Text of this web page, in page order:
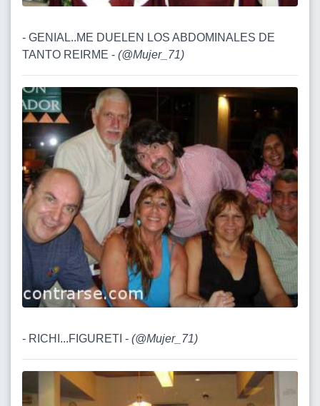
- GENIAL..ME DUELEN LOS ABDOMINALES DE
TANTO REIRME - (@Mujer_71)
- RICHI...FIGURETI - (@Mujer_71)